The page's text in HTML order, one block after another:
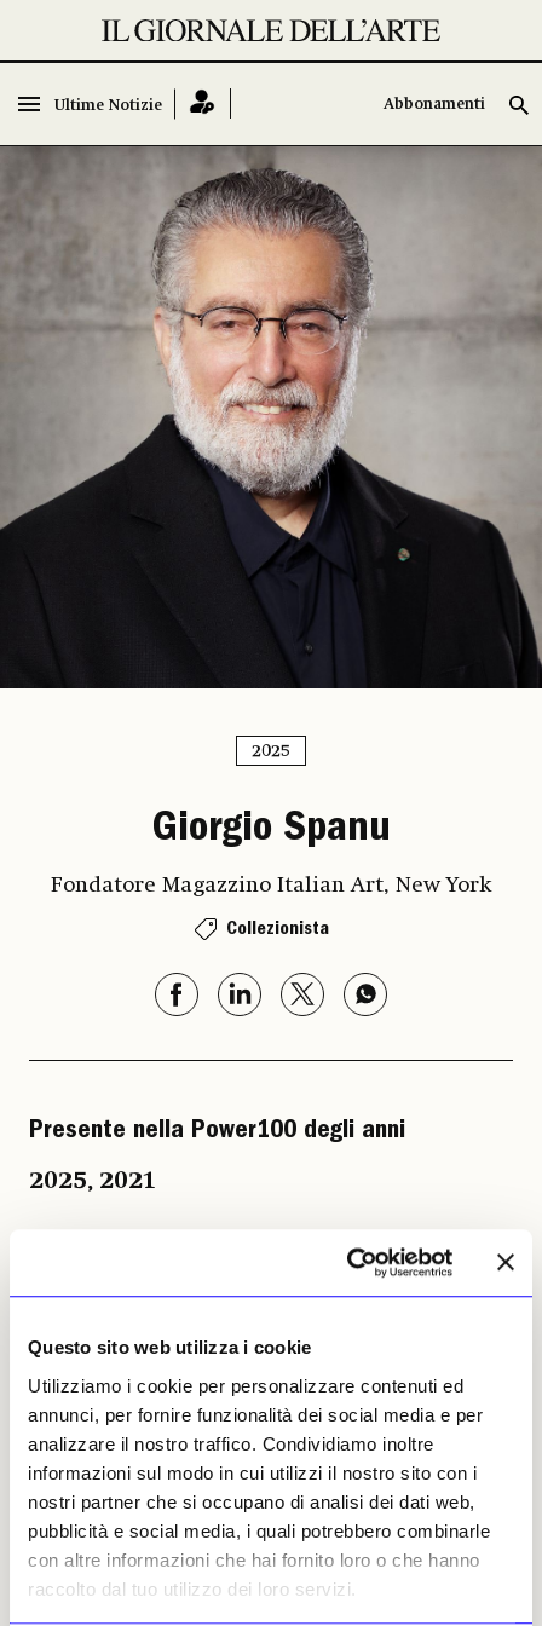
Questo sito web utilizza i cookie
Utilizziamo i cookie per personalizzare contenuti ed
annunci, per fornire funzionalità dei social media e per
analizzare il nostro traffico. Condividiamo inoltre
informazioni sul modo in cui utilizzi il nostro sito con i
nostri partner che si occupano di analisi dei dati web,
pubblicità e social media, i quali potrebbero combinarle
con altre informazioni che hai fornito loro o che hanno
raccolto dal tuo utilizzo dei loro servizi.
Ultime Notizie Abbonamenti
2025
Giorgio Spanu
Fondatore Magazzino Italian Art, New York
Collezionista
Presente nella Power100 degli anni
2025, 2021
(Iglesias, 1954; vive a New York), collezionista
e promotore culturale, è cofondatore insieme
museo e centro di ricerca dedicato all’arte
sede a Cold Spring, New York. Dopo gli studi a
Cagliari, Oristano e Pisa, si trasferisce a Parigi
e poi a New York, dove conosce Olnick, futura
moglie e partner nella collezione d’arte. Dalla
fine degli anni ’80, la coppia inizia a
collezionare vetri di Murano, cui seguono
ceramiche, gioielli, oggetti e mobili di design.
L’incontro decisivo con l’Arte Povera avviene